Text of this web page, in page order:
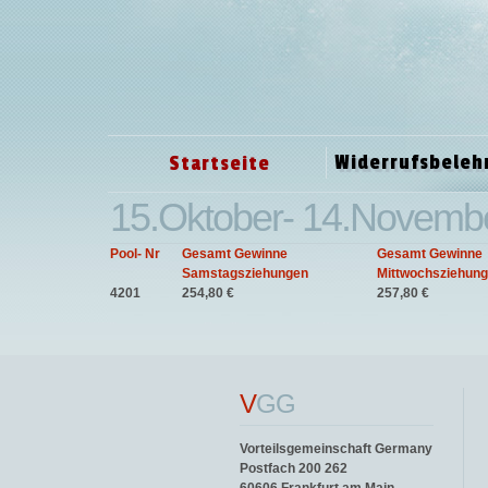
Startseite
15.Oktober-
Pool- Nr
Gesamt Gewinne
Samstagsziehungen
Gesamt Gewinne
4201
254,80 € 257,80 €
VGG
Vorteilsgemeinschaft Germany
Postfach 200 262